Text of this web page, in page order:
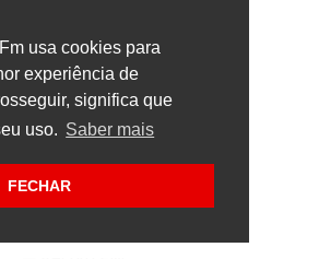
usa cookies para
experiência de
significa que
uso. Saber mais
FECHAR